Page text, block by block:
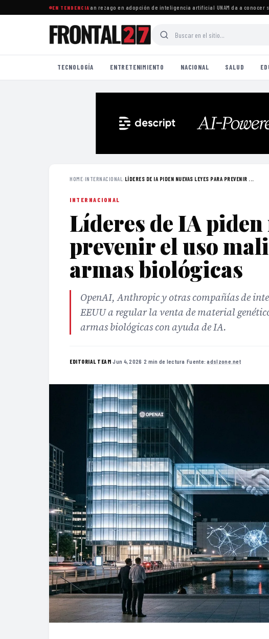
EN TENDENCIA
mexicanas enfrentan gran rezago en adopción de inteligencia artificial·UNAM da a conocer
TECNOLOGÍA ENTRETENIMIENTO NACIONAL SALUD
HOME›INTERNACIONAL › LÍDERES DE IA PIDEN NUEVAS LEYES PARA PREVENIR ...
INTERNACIONAL
Líderes de IA piden
prevenir el uso
armas biológicas
OpenAI, Anthropic y otras compañías de
EEUU a regular la venta de material
armas biológicas con ayuda de IA.
EDITORIAL TEAM·Jun 4, 2026 ·2 min de lectura ·Fuente:adslzone.net